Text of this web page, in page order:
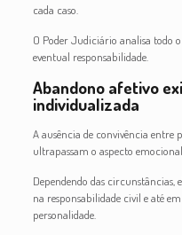
cada caso.
O Poder Judiciário analisa todo
eventual responsabilidade.
Abandono afetivo
individualizada
A ausência de convivência entre
ultrapassam o aspecto emocional.
Dependendo das circunstâncias,
na responsabilidade civil e até
personalidade.